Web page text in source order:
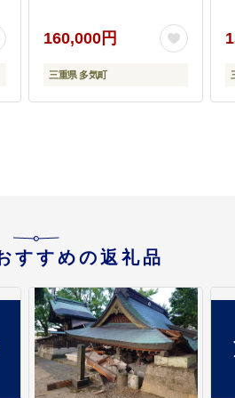
160,000円
三重県 多気町
すすめの返礼品